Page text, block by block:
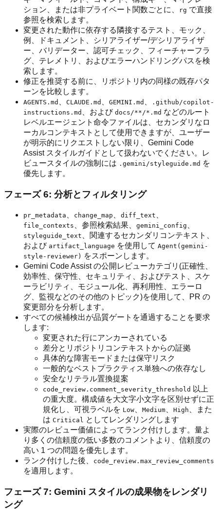
ション、または非プライベート関数ごとに、
rg で直接
参照を検索します。
変更された動作に依存する隣接するテスト、モック、
例、ドキュメント、シリアライザー/デシリアライザ
ー、バリデーター、認可チェック、フィーチャーフラ
グ、テレメトリ、およびエラーハンドリングパスを検
索します。
修正を推奨する前に、リポジトリ内の同様の既存パタ
ーンを比較します。
AGENTS.md 、 CLAUDE.md 、 GEMINI.md 、
.github/copilot-
instructions.md 、および docs/**/*.md などのルート
レベルエージェント命令ファイルは、セカンダリなロ
ーカルコンテキストとして使用できますが、ユーザー
が明示的にリクエストしない限り、Gemini Code
Assist スタイルガイドとして扱わないでください。レ
ビュースタイルの強制には .gemini/styleguide.md を
優先します。
フェーズ 6: 分析とフィルタリング
pr_metadata change_map diff_text
file_contexts 、参照検索結果、 gemini_config
styleguide_text
、関連するセカンダリコンテキスト、
および artifact_language を使用して Agent(gemini-
style-reviewer) をスポーンします。
Gemini Code Assist の公開レビューカテゴリ(正確性、
効率性、保守性、セキュリティ、およびテスト、スケ
ーラビリティ、モジュール化、再利用性、エラーロ
グ、監視などのその他のトピック)を使用して、PR の
変更部分を分析します。
すべての候補検出が品質ゲートを通過することを要求
します:
変更された行にアンカーされている
差分とリポジトリコンテキストからの証拠
具体的な障害モードまたは保守リスク
一般的なベストプラクティス単独への依存なし
安全なリテラル置換提案
code_review.comment_severity_threshold 以上
の重大度。構成値を大文字小文字を区別せずに正
規化し、可視ラベルを Low Medium High
、また
は Critical としてレンダリングします
実際のレビュー価値によってランク付けします。量よ
り多くの信頼度の低い多数のコメントより、信頼度の
高い 1 つの問題を優先します。
ランク付けした後、
code_review.max_review_comments
を適用します。
フェーズ 7: Gemini スタイルの成果物をレンダリ
ング